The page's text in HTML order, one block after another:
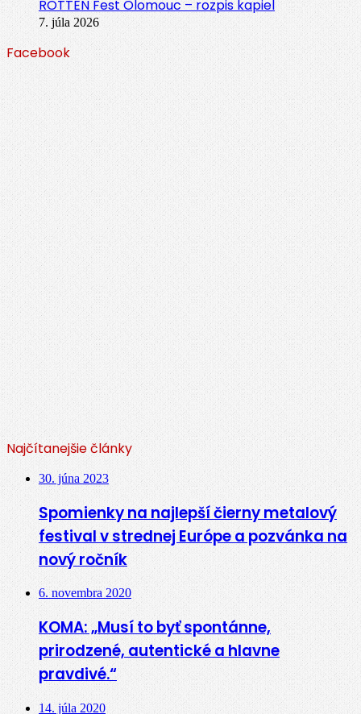
ROTTEN Fest Olomouc – rozpis kapiel
7. júla 2026
Facebook
Najčítanejšie články
30. júna 2023
Spomienky na najlepší čierny metalový
festival v strednej Európe a pozvánka na
nový ročník
6. novembra 2020
KOMA: „Musí to byť spontánne,
prirodzené, autentické a hlavne
pravdivé.“
14. júla 2020